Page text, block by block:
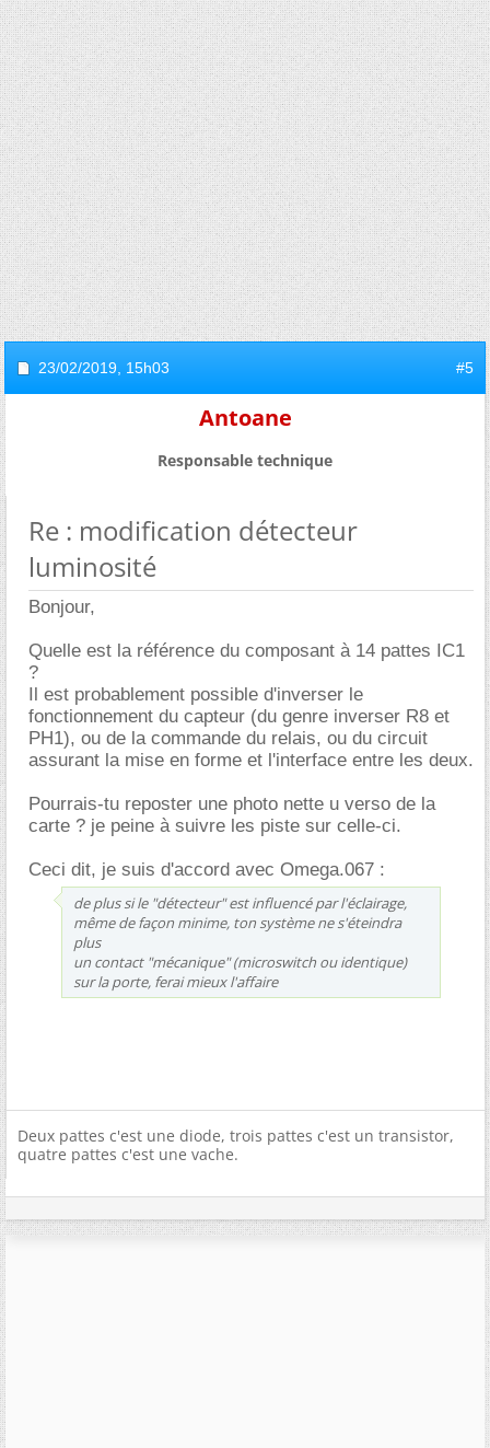
23/02/2019, 15h03 #5
Antoane
Responsable technique
Re : modification détecteur
luminosité
Bonjour,
Quelle est la référence du composant à 14 pattes IC1
?
Il est probablement possible d'inverser le
fonctionnement du capteur (du genre inverser R8 et
PH1), ou de la commande du relais, ou du circuit
assurant la mise en forme et l'interface entre les deux.
Pourrais-tu reposter une photo nette u verso de la
carte ? je peine à suivre les piste sur celle-ci.
Ceci dit, je suis d'accord avec Omega.067 :
de plus si le "détecteur" est influencé par l'éclairage,
même de façon minime, ton système ne s'éteindra
plus
un contact "mécanique" (microswitch ou identique)
sur la porte, ferai mieux l'affaire
Deux pattes c'est une diode, trois pattes c'est un transistor,
quatre pattes c'est une vache.